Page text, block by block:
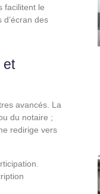
facilitent le
des
et
avancés. La
du notaire ;
redirige vers